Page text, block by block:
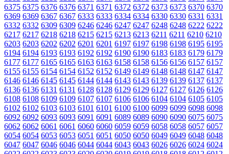
6375 6375 6376 6376 6371 6371 6372 6372 6373 6373 6370 6370
6369 6369 6367 6367 6333 6333 6334 6334 6330 6330 6331 6331
6332 6332 6309 6309 6246 6246 6247 6247 6248 6248 6222 6222
6217 6217 6218 6218 6215 6215 6213 6213 6211 6211 6210 6210
6203 6203 6202 6202 6201 6201 6197 6197 6198 6198 6195 6195
6194 6194 6193 6193 6192 6192 6190 6190 6183 6183 6179 6179
6177 6177 6165 6165 6163 6163 6158 6158 6156 6156 6157 6157
6155 6155 6154 6154 6152 6152 6149 6149 6148 6148 6147 6147
6146 6146 6145 6145 6144 6144 6143 6143 6139 6139 6137 6137
6136 6136 6131 6131 6128 6128 6129 6129 6127 6127 6126 6126
6108 6108 6109 6109 6107 6107 6106 6106 6104 6104 6105 6105
6102 6102 6103 6103 6101 6101 6100 6100 6099 6099 6098 6098
6092 6092 6093 6093 6091 6091 6089 6089 6090 6090 6075 6075
6062 6062 6061 6061 6060 6060 6059 6059 6058 6058 6057 6057
6054 6054 6053 6053 6051 6051 6050 6050 6049 6049 6048 6048
6047 6047 6046 6046 6044 6044 6043 6043 6026 6026 6024 6024